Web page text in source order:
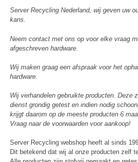
Server Recycling Nederland, wij geven uw
kans.
Neem contact met ons op voor elke vraag
afgeschreven hardware.
Wij maken graag een afspraak voor het
hardware.
Wij verhandelen gebruikte producten. Deze
dienst grondig getest en indien nodig
krijgt daarom op de meeste producten 6
Vraag naar de voorwaarden voor aankoop!
Server Recycling webshop heeft al sinds
Dit betekend dat wij al onze producten zelf